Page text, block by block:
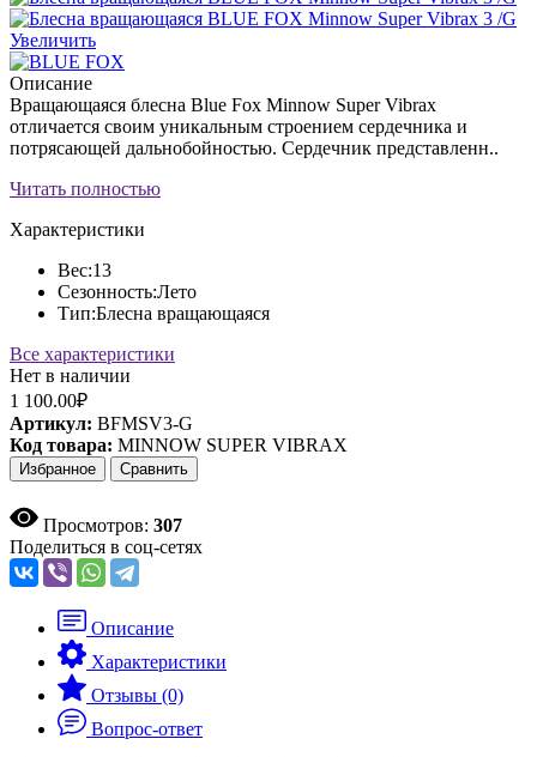
Увеличить
Описание
Вращающаяся блесна Blue Fox Minnow Super Vibrax
отличается своим уникальным строением сердечника и
потрясающей дальнобойностью. Сердечник представленн..
Читать полностью
Характеристики
Вес:13
Сезонность:Лето
Тип:Блесна вращающаяся
Все характеристики
Нет в наличии
1 100.00₽
Артикул: BFMSV3-G
Код товара: MINNOW SUPER VIBRAX
Избранное Сравнить
Просмотров: 307
Поделиться в соц-сетях
Описание
Характеристики
Отзывы (0)
Вопрос-ответ